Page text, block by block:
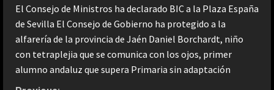
El Consejo de Ministros ha declarado BIC a la Plaza España
de Sevilla El Consejo de Gobierno ha protegido a la
alfarería de la provincia de Jaén Daniel Borchardt, niño
con tetraplejia que se comunica con los ojos, primer
alumno andaluz que supera Primaria sin adaptación